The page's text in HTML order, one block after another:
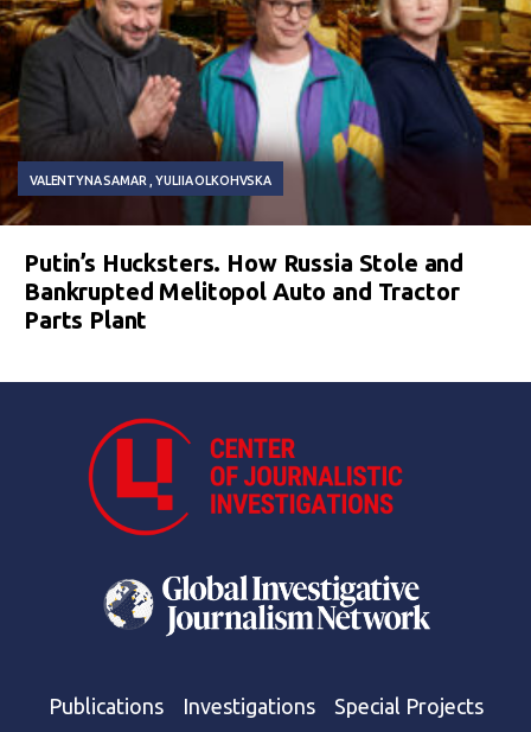
VALENTYNA SAMAR YULIIA OLKOHVSKA
Putin’s Hucksters. How Russia Stole and
Bankrupted Melitopol Auto and Tractor
Parts Plant
Publications Investigations Special Projects